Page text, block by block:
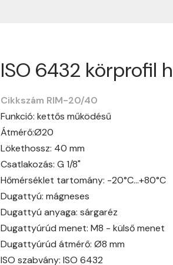
ISO 6432 körprofil
Cikkszám RIM-20/40
Funkció: kettős működésű
Átmérő:Ø20
Lökethossz: 40 mm
Csatlakozás: G 1/8"
Hőmérséklet tartomány: -20°C…+80°C
Dugattyú: mágneses
Dugattyú anyaga: sárgaréz
Dugattyúrúd menet: M8 - külső menet
Dugattyúrúd átmérő: Ø8 mm
ISO szabvány: ISO 6432
Szállítási
Nagyon köszönjük, hogy
vásárlásotok gördülékenyen és
hosszabb ideig tart, előre
Szállítási díj:
A szállítási díj függ
megtekinthetitek, mielőtt a